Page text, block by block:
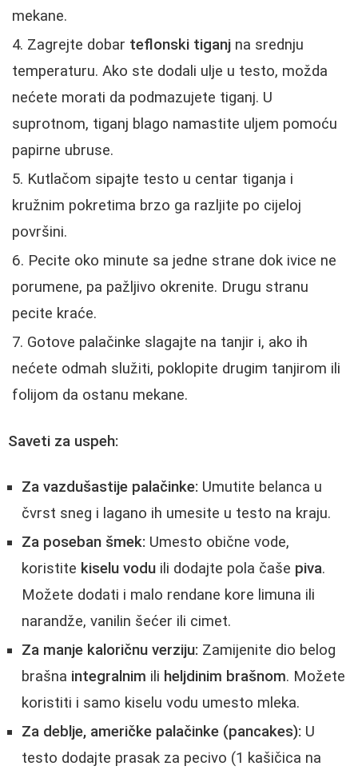
mekane.
Zagrejte dobar teflonski tiganj na srednju
temperaturu. Ako ste dodali ulje u testo, možda
nećete morati da podmazujete tiganj. U
suprotnom, tiganj blago namastite uljem pomoću
papirne ubruse.
Kutlačom sipajte testo u centar tiganja i
kružnim pokretima brzo ga razlјite po cijeloj
površini.
Pecite oko minute sa jedne strane dok ivice ne
porumene, pa pažljivo okrenite. Drugu stranu
pecite kraće.
Gotove palačinke slagajte na tanjir i, ako ih
nećete odmah služiti, poklopite drugim tanjirom ili
folijom da ostanu mekane.
Saveti za uspeh:
Za vazdušastije palačinke: Umutite belanca u
čvrst sneg i lagano ih umesite u testo na kraju.
Za poseban šmek: Umesto obične vode,
koristite kiselu vodu ili dodajte pola čaše piva.
Možete dodati i malo rendane kore limuna ili
narandže, vanilin šećer ili cimet.
Za manje kaloričnu verziju: Zamijenite dio belog
brašna integralnim ili heljdinim brašnom. Možete
koristiti i samo kiselu vodu umesto mleka.
Za deblje, američke palačinke (pancakes): U
testo dodajte prasak za pecivo (1 kašičica na